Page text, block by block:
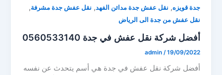
جدة قويزه, نقل عفش جدة مدائن الفهد, نقل عفش جدة مشرفة,
نقل عفش من جدة الى الرياض
أفضل شركة نقل عفش في جدة 0560533140
admin /19/09/2022
أفضل شركة نقل عفش في جدة هي أسم يتحدث عن نفسه